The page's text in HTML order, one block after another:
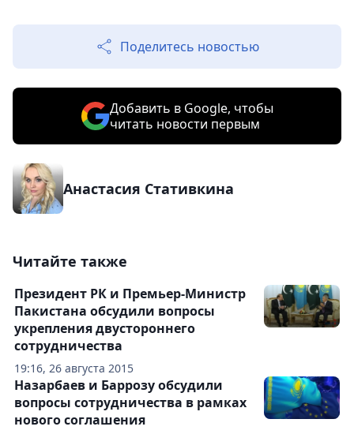
Поделитесь новостью
Добавить в Google, чтобы
читать новости первым
Анастасия Стативкина
Читайте также
19:16, 26 августа 2015
Президент РК и Премьер-Министр
Пакистана обсудили вопросы
укрепления двустороннего
сотрудничества
Назарбаев и Баррозу обсудили
вопросы сотрудничества в рамках
нового соглашения